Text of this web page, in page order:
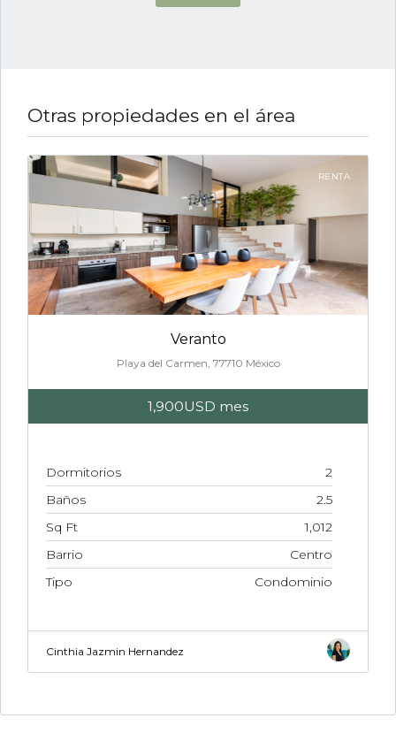
Otras propiedades en el área
RENTA
Veranto
Playa del Carmen, 77710 México
1,900USD mes
Dormitorios
2
Baños
2.5
Sq Ft
1,012
Barrio
Centro
Tipo
Condominio
Cinthia Jazmin Hernandez